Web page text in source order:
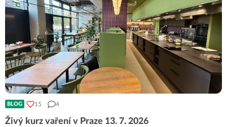
BLOG 15 4
Živý kurz vaření v Praze 13. 7. 2026